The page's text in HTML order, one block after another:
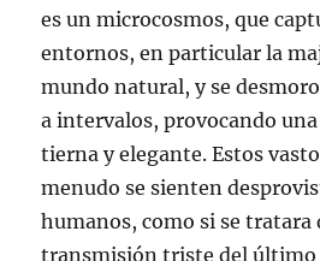
es un microcosmos, que
entornos, en particular la
mundo natural, y se
a intervalos, provocando
tierna y elegante. Estos
menudo se sienten
humanos, como si se tratara
transmisión triste del último